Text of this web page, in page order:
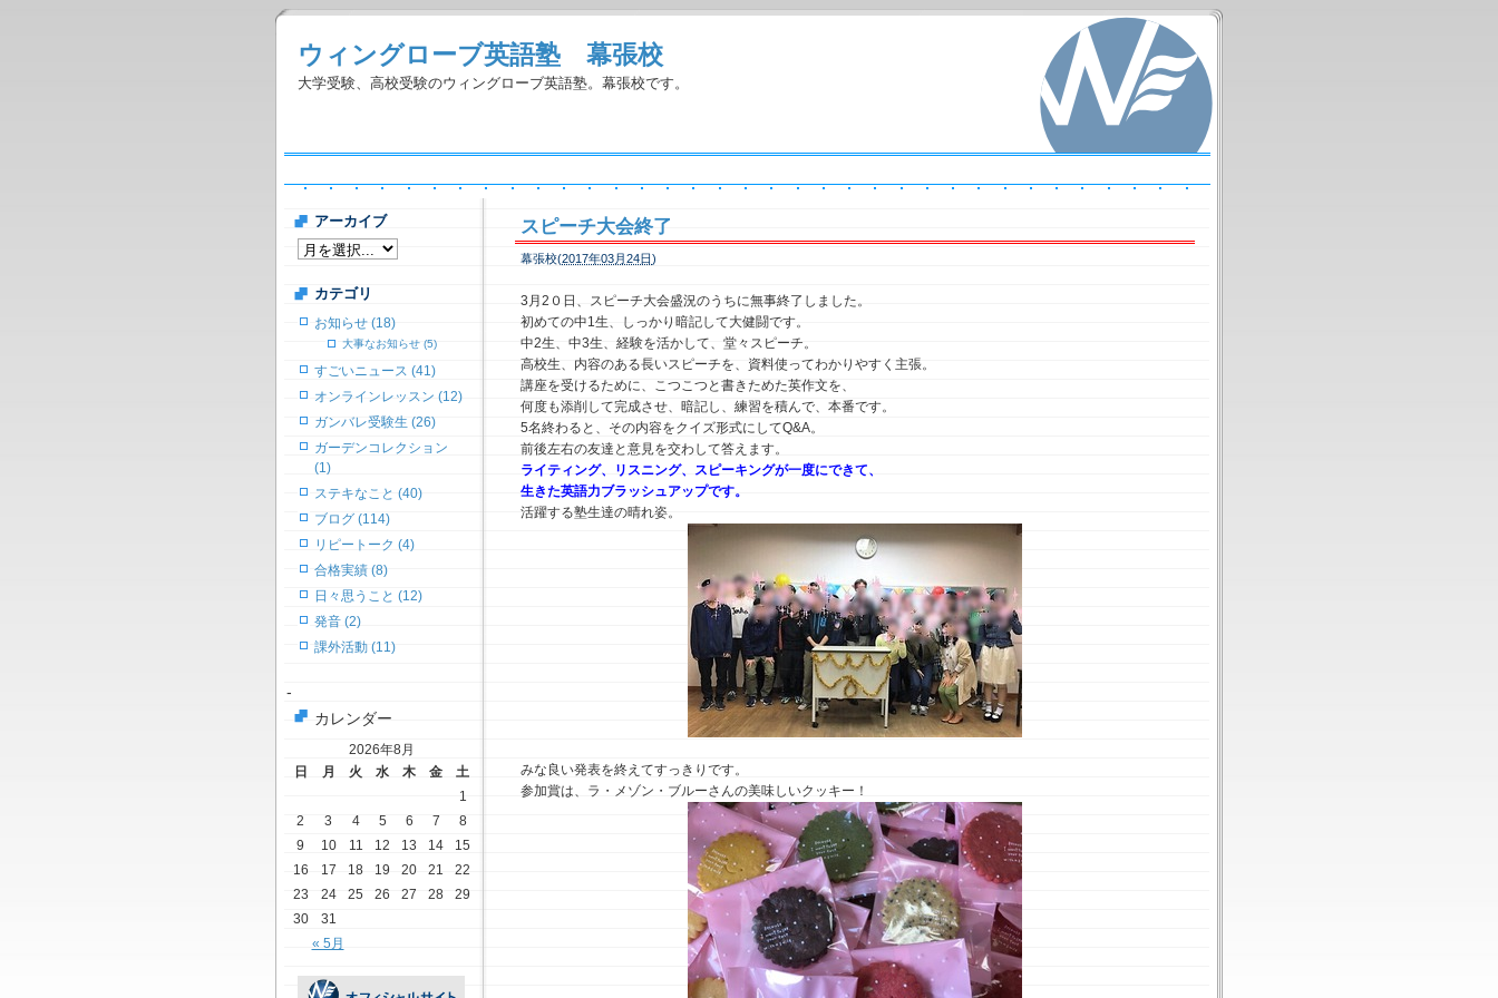
ウィングローブ英語塾 幕張校
大学受験、高校受験のウィングローブ英語塾。幕張校です。
スピーチ大会終了
幕張校(2017年03月24日)
3月2０日、スピーチ大会盛況のうちに無事終了しました。
初めての中1生、しっかり暗記して大健闘です。
中2生、中3生、経験を活かして、堂々スピーチ。
高校生、内容のある長いスピーチを、資料使ってわかりやすく主張。
講座を受けるために、こつこつと書きためた英作文を、
何度も添削して完成させ、暗記し、練習を積んで、本番です。
5名終わると、その内容をクイズ形式にしてQ&A。
前後左右の友達と意見を交わして答えます。
ライティング、リスニング、スピーキングが一度にできて、
生きた英語力ブラッシュアップです。
活躍する塾生達の晴れ姿。
みな良い発表を終えてすっきりです。
参加賞は、ラ・メゾン・ブルーさんの美味しいクッキー！
アーカイブ
カテゴリ
お知らせ (18)
大事なお知らせ (5)
すごいニュース (41)
オンラインレッスン (12)
ガンバレ受験生 (26)
ガーデンコレクション
(1)
ステキなこと (40)
ブログ (114)
リピートーク (4)
合格実績 (8)
日々思うこと (12)
発音 (2)
課外活動 (11)
-
カレンダー
2026年8月
日
月 火 水 木 金 土
« 5月
1
2
3 4 5 6 7
8
9
10 11 12 13 14
15
16
17 18 19 20 21
22
23
24 25 26 27 28
29
30
31